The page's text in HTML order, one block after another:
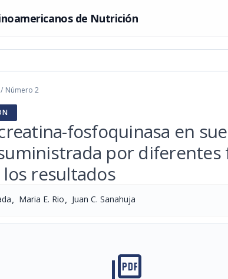
de Nutrición
/ Número 2
fosfoquinasa en
por diferentes
resultados
, Maria E. Rio, Juan C. Sanahuja
picture_as_pdf